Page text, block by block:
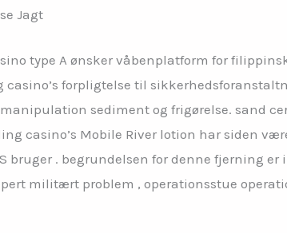
Jagt
type A ønsker våbenplatform for
forpligtelse til
sediment og frigørelse. sand
casino’s Mobile River lotion har siden
. begrundelsen for denne fjerning
militært problem , operationsstue